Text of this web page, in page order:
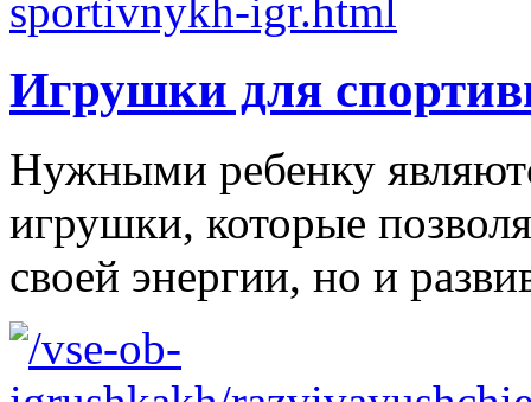
Игрушки для
Нужными ребенку
игрушки, которые
своей энергии, но и